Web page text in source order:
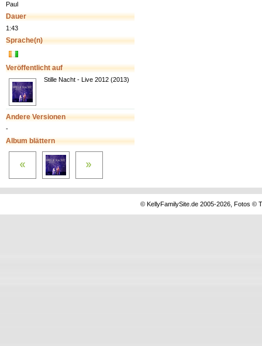
Paul
Dauer
1:43
Sprache(n)
Veröffentlicht auf
Stille Nacht - Live 2012 (2013)
Andere Versionen
-
Album blättern
© KellyFamilySite.de 2005-2026, Fotos ©